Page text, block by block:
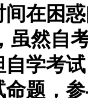
在困
虽然自
学考
题，